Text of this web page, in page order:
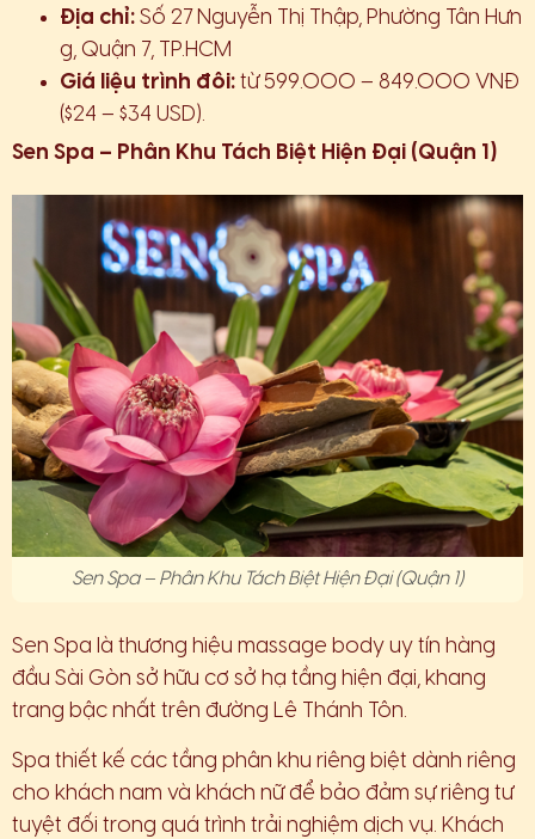
Địa chỉ: Số 27 Nguyễn Thị Thập, Phường Tân Hưn
g, Quận 7, TP.HCM
Giá liệu trình đôi: từ 599.000 – 849.000 VNĐ
($24 – $34 USD).
Sen Spa – Phân Khu Tách Biệt Hiện Đại (Quận 1)
Sen Spa – Phân Khu Tách Biệt Hiện Đại (Quận 1)
Sen Spa là thương hiệu massage body uy tín hàng
đầu Sài Gòn sở hữu cơ sở hạ tầng hiện đại, khang
trang bậc nhất trên đường Lê Thánh Tôn.
Spa thiết kế các tầng phân khu riêng biệt dành riêng
cho khách nam và khách nữ để bảo đảm sự riêng tư
tuyệt đối trong quá trình trải nghiệm dịch vụ. Khách